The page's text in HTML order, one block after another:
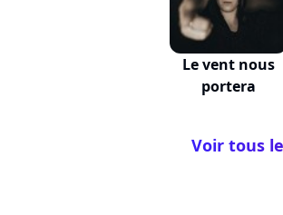
Le vent nous
portera
Voir tous